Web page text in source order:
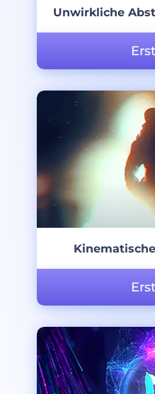
Unwirkliche